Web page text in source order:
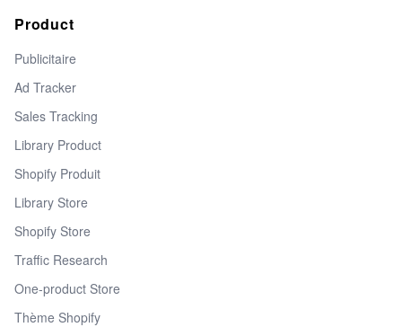
Product
Publicitaire
Ad Tracker
Sales Tracking
Library Product
Shopify Produit
Library Store
Shopify Store
Traffic Research
One-product Store
Thème Shopify